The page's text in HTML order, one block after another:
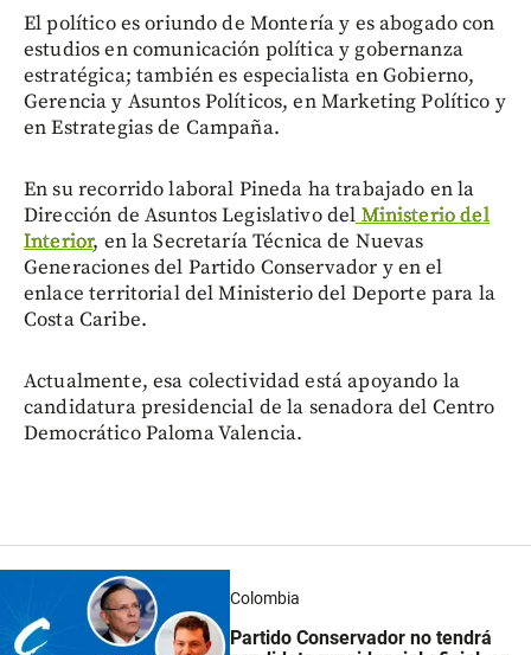
El político es oriundo de Montería y es abogado con
estudios en comunicación política y gobernanza
estratégica; también es especialista en Gobierno,
Gerencia y Asuntos Políticos, en Marketing Político y
en Estrategias de Campaña.
En su recorrido laboral Pineda ha trabajado en la
Dirección de Asuntos Legislativo del Ministerio del
Interior, en la Secretaría Técnica de Nuevas
Generaciones del Partido Conservador y en el
enlace territorial del Ministerio del Deporte para la
Costa Caribe.
Actualmente, esa colectividad está apoyando la
candidatura presidencial de la senadora del Centro
Democrático Paloma Valencia.
Colombia
Partido Conservador no tendrá